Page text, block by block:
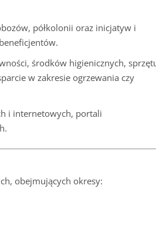
półkolonii oraz inicjatyw i
środków higienicznych,
w zakresie ogrzewania czy
i internetowych, portali
obejmujących okresy: